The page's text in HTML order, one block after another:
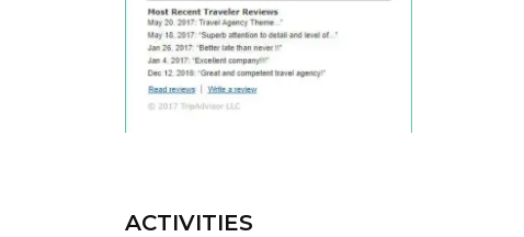
ACTIVITIES